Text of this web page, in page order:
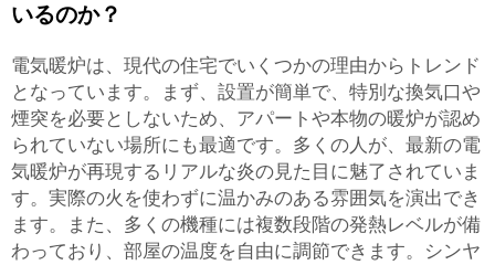
いるのか？
電気暖炉は、現代の住宅でいくつかの理由からトレンド
となっています。まず、設置が簡単で、特別な換気口や
煙突を必要としないため、アパートや本物の暖炉が認め
られていない場所にも最適です。多くの人が、最新の電
気暖炉が再現するリアルな炎の見た目に魅了されていま
す。実際の火を使わずに温かみのある雰囲気を演出でき
ます。また、多くの機種には複数段階の発熱レベルが備
わっており、部屋の温度を自由に調節できます。シンヤ